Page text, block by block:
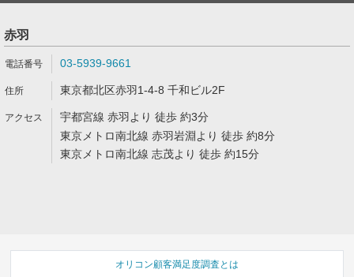
赤羽
03-5939-9661
東京都北区赤羽1-4-8 千和ビル2F
宇都宮線 赤羽より 徒歩 約3分
東京メトロ南北線 赤羽岩淵より 徒歩 約8分
東京メトロ南北線 志茂より 徒歩 約15分
オリコン顧客満足度調査とは